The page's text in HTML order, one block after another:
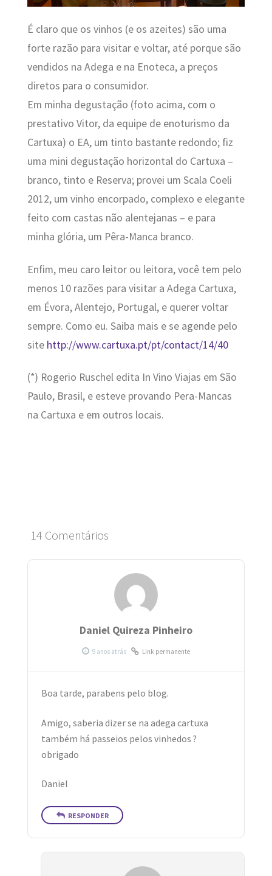
É claro que os vinhos (e os azeites) são uma
forte razão para visitar e voltar, até porque são
vendidos na Adega e na Enoteca, a preços
diretos para o consumidor.
Em minha degustação (foto acima, com o
prestativo Vitor, da equipe de enoturismo da
Cartuxa) o EA, um tinto bastante redondo; fiz
uma mini degustação horizontal do Cartuxa –
branco, tinto e Reserva; provei um Scala Coeli
2012, um vinho encorpado, complexo e elegante
feito com castas não alentejanas – e para
minha glória, um Pêra-Manca branco.
Enfim, meu caro leitor ou leitora, você tem pelo
menos 10 razões para visitar a Adega Cartuxa,
em Évora, Alentejo, Portugal, e querer voltar
sempre. Como eu. Saiba mais e se agende pelo
site http://www.cartuxa.pt/pt/contact/14/40
(*) Rogerio Ruschel edita In Vino Viajas em São
Paulo, Brasil, e esteve provando Pera-Mancas
na Cartuxa e em outros locais.
14 Comentários
Daniel Quireza Pinheiro
Link permanente
Boa tarde, parabens pelo blog.
Amigo, saberia dizer se na adega cartuxa
também há passeios pelos vinhedos ?
obrigado
Daniel
RESPONDER